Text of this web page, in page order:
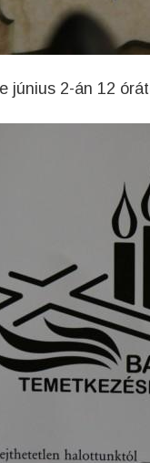
június 2-án 12